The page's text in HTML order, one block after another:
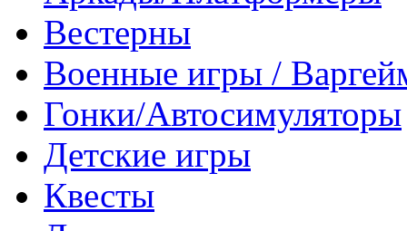
Вестерны
Военные игры /
Гонки/Автосимуляторы
Детские игры
Квесты